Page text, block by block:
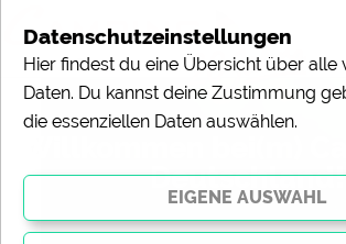
Deutschland!
Datenschutzeinstellungen
Hier findest du eine Übersicht über alle
Daten. Du kannst deine Zustimmung
die essenziellen Daten auswählen.